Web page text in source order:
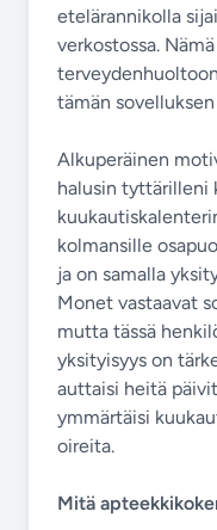
etelärannikolla
verkostossa.
tämän
Alkuperäinen
halusin tyttärilleni
kolmansille
ja on samalla
Monet vastaavat
mutta tässä
yksityisyys on
auttaisi heitä
ymmärtäisi
oireita.
Mitä